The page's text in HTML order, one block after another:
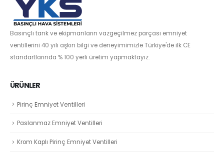
Basınçlı tank ve ekipmanların vazgeçilmez parçası emniyet
ventillerini 40 yılı aşkın bilgi ve deneyimimizle Türkiye'de ilk CE
standartlarında % 100 yerli üretim yapmaktayız.
ÜRÜNLER
Pirinç Emniyet Ventilleri
Paslanmaz Emniyet Ventilleri
Krom Kaplı Pirinç Emniyet Ventilleri